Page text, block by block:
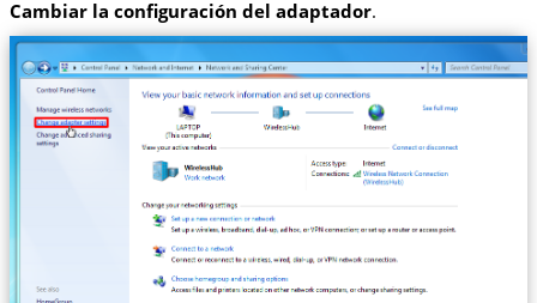
Cambiar la configuración del adaptador.